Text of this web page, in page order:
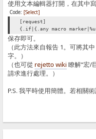
使用文本編輯器打開，在其中寫
Code: [Select]
[request]
{.if|{.any macro
保存即可。
（此方法來自報告 1。可將其
字。）
（也可從rejetto wiki 瞭解“宏/
請求進行處理。）
P.S. 我平時使用簡體。若相關